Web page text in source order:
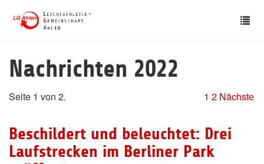
Nachrichten 2022
Seite 1 von 2. 1 2 Nächste
Beschildert und beleuchtet: Drei
Laufstrecken im Berliner Park